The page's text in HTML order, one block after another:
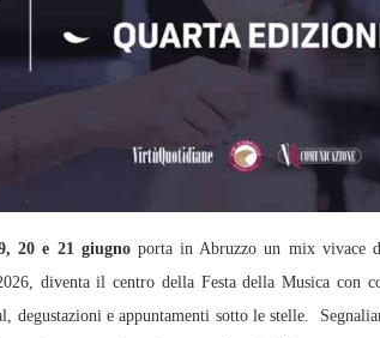
20 e 21 giugnoporta in Abruzzo un mix vivace di
diventa il centro della Festa della Musica con
degustazioni e appuntamenti sotto le stelle.